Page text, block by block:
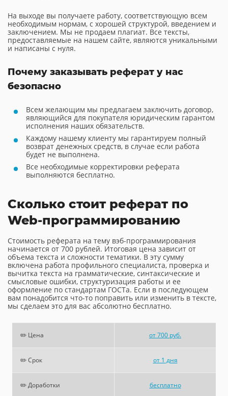
На выходе вы получаете работу, соответствующую всем
необходимым нормам, с хорошей структурой, введением и
заключением. Мы не продаем плагиат. Все тексты,
предоставляемые на нашем сайте, являются уникальными
и написаны с нуля.
Почему заказывать реферат у нас
безопасно
Всем желающим мы предлагаем заключить договор,
являющийся для покупателя юридическим гарантом
исполнения наших обязательств.
Каждому нашему клиенту мы гарантируем полный
возврат денежных средств, в случае если работа
будет не выполнена.
Все необходимые корректировки реферата
выполняются бесплатно.
Сколько стоит реферат по
Web-программированию
Стоимость реферата на тему вэб-программирования
начинается от 700 рублей. Итоговая цена зависит от
объема текста и сложности тематики. В эту сумму
включена работа профильного специалиста, проверка и
вычитка текста на грамматические, синтаксические и
смысловые ошибки, структуризация работы и ее
оформление по стандартам ГОСТа. Если в последующем
вам понадобится что-то поправить или изменить в тексте,
мы сделаем это для вас абсолютно бесплатно.
✏️ Цена от 700 руб.
✏️ Срок от 1 дня
✏️ Доработки бесплатно